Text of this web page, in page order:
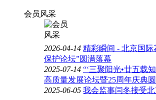
会员风采
2026-04-14 精彩瞬间 - 北京国际
保护论坛”圆满落幕
2025-07-14 “‘三聚阳光•廿五载
高质量发展论坛暨25周年庆典
2025-06-05 我会监事闫冬接受